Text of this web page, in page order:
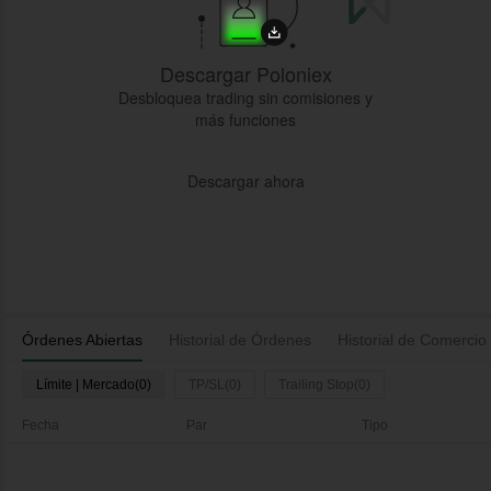
Órdenes Abiertas Historial de Órdenes Historial de Comercio
Límite | Mercado(0) TP/SL(0) Trailing Stop(0)
Fecha Par Tipo
Descargar Poloniex
Desbloquea trading sin comisiones y
más funciones
Descargar ahora